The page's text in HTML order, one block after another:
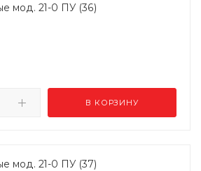
мод. 21-0 ПУ (36)
В КОРЗИНУ
мод. 21-0 ПУ (37)